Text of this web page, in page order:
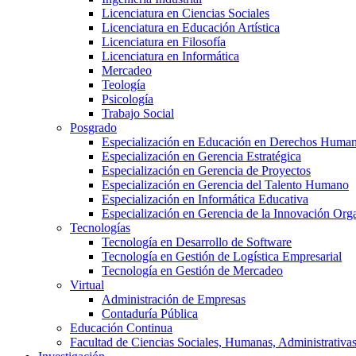
Licenciatura en Ciencias Sociales
Licenciatura en Educación Artística
Licenciatura en Filosofía
Licenciatura en Informática
Mercadeo
Teología
Psicología
Trabajo Social
Posgrado
Especialización en Educación en Derechos
Especialización en Gerencia Estratégica
Especialización en Gerencia de Proyectos
Especialización en Gerencia del Talento Humano
Especialización en Informática Educativa
Especialización en Gerencia de la Innovación
Tecnologías
Tecnología en Desarrollo de Software
Tecnología en Gestión de Logística Empresarial
Tecnología en Gestión de Mercadeo
Virtual
Administración de Empresas
Contaduría Pública
Educación Continua
Facultad de Ciencias Sociales, Humanas,